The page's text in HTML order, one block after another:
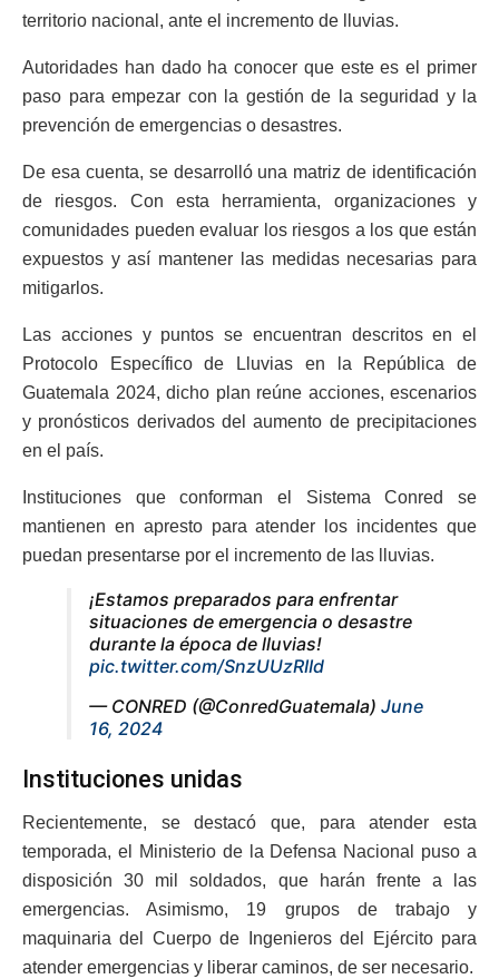
territorio nacional, ante el incremento de lluvias.
Autoridades han dado ha conocer que este es el primer
paso para empezar con la gestión de la seguridad y la
prevención de emergencias o desastres.
De esa cuenta, se desarrolló una matriz de identificación
de riesgos. Con esta herramienta, organizaciones y
comunidades pueden evaluar los riesgos a los que están
expuestos y así mantener las medidas necesarias para
mitigarlos.
Las acciones y puntos se encuentran descritos en el
Protocolo Específico de Lluvias en la República de
Guatemala 2024, dicho plan reúne acciones, escenarios
y pronósticos derivados del aumento de precipitaciones
en el país.
Instituciones que conforman el Sistema Conred se
mantienen en apresto para atender los incidentes que
puedan presentarse por el incremento de las lluvias.
¡Estamos preparados para enfrentar
situaciones de emergencia o desastre
durante la época de lluvias!
pic.twitter.com/SnzUUzRIId
— CONRED (@ConredGuatemala) June
16, 2024
Instituciones unidas
Recientemente, se destacó que, para atender esta
temporada, el Ministerio de la Defensa Nacional puso a
disposición 30 mil soldados, que harán frente a las
emergencias. Asimismo, 19 grupos de trabajo y
maquinaria del Cuerpo de Ingenieros del Ejército para
atender emergencias y liberar caminos, de ser necesario.